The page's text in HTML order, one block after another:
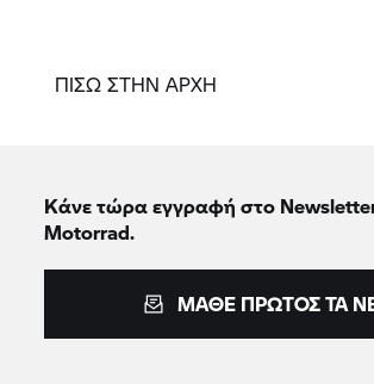
ΠΙΣΩ ΣΤΗΝ ΑΡΧΗ
Κάνε τώρα εγγραφή στο
Motorrad.
ΜΆΘΕ ΠΡΏΤΟΣ ΤΑ